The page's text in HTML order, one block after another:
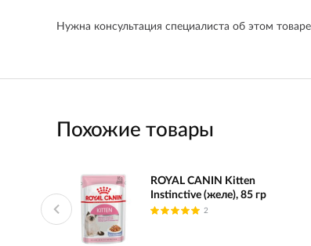
Нужна консультация специалиста об этом
Похожие товары
ROYAL CANIN Kitten
Instinctive (желе), 85 гр
2